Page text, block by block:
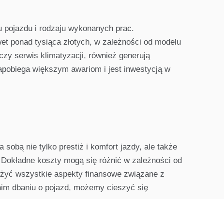
i rodzaju wykonanych prac.
ponad tysiąca złotych, w zależności od modelu
serwis klimatyzacji, również generują
większym awariom i jest inwestycją w
sobą nie tylko prestiż i komfort jazdy, ale także
koszty mogą się różnić w zależności od
wszystkie aspekty finansowe związane z
dbaniu o pojazd, możemy cieszyć się